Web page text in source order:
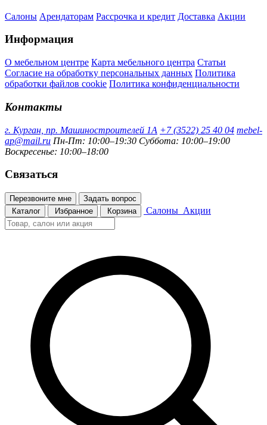
Салоны Арендаторам Рассрочка и кредит Доставка Акции
Информация
О мебельном центре Карта мебельного центра Статьи
Согласие на обработку персональных данных Политика
обработки файлов cookie Политика конфиденциальности
Контакты
г. Курган, пр. Машиностроителей 1А +7 (3522) 25 40 04 mebel-
ap@mail.ru Пн-Пт: 10:00–19:30 Суббота: 10:00–19:00
Воскресенье: 10:00–18:00
Связаться
Перезвоните мне
Задать вопрос
Каталог
Избранное Корзина Салоны Акции